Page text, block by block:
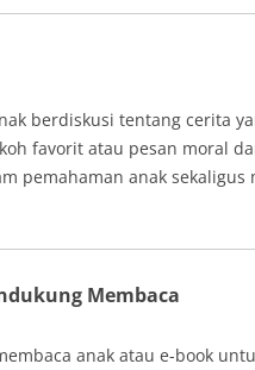
berdiskusi tentang cerita
favorit atau pesan moral
pemahaman anak sekaligus
Membaca
anak atau e-book